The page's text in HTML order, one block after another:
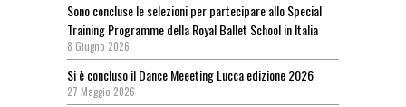
Sono concluse le selezioni per partecipare allo Special
Training Programme della Royal Ballet School in Italia
8 Giugno 2026
Si è concluso il Dance Meeeting Lucca edizione 2026
27 Maggio 2026